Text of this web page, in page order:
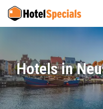
Hotels in